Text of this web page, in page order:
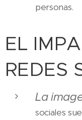
personas.
EL
REDES
La
sociales